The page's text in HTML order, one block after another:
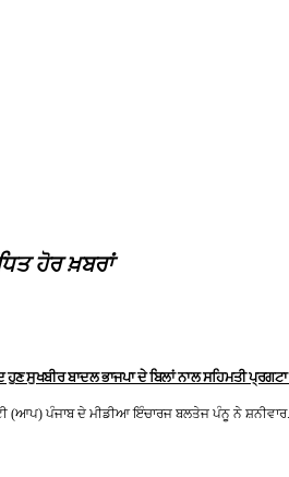
ਹੋਰ ਖ਼ਬਰਾਂ
ਸੁਖਬੀਰ ਬਾਦਲ ਭਾਜਪਾ ਦੇ ਬਿਲਾਂ ਨਾਲ ਸਹਿਮਤੀ
ਪੰਜਾਬ ਦੇ ਮੀਡੀਆ ਇੰਚਾਰਜ ਬਲਤੇਜ ਪੰਨੂ ਨੇ